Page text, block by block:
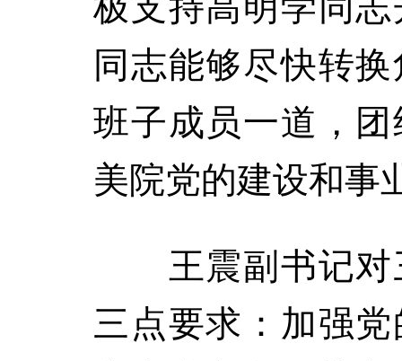
极支持高明学同
同志能够尽快转
班子成员一道，
美院党的建设和事
王震副书记对
三点要求：加强